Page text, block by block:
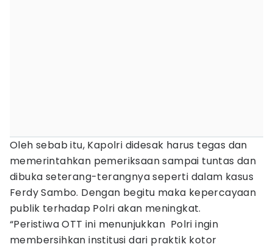
Oleh sebab itu, Kapolri didesak harus tegas dan
memerintahkan pemeriksaan sampai tuntas dan
dibuka seterang-terangnya seperti dalam kasus
Ferdy Sambo. Dengan begitu maka kepercayaan
publik terhadap Polri akan meningkat.
“Peristiwa OTT ini menunjukkan Polri ingin
membersihkan institusi dari praktik kotor